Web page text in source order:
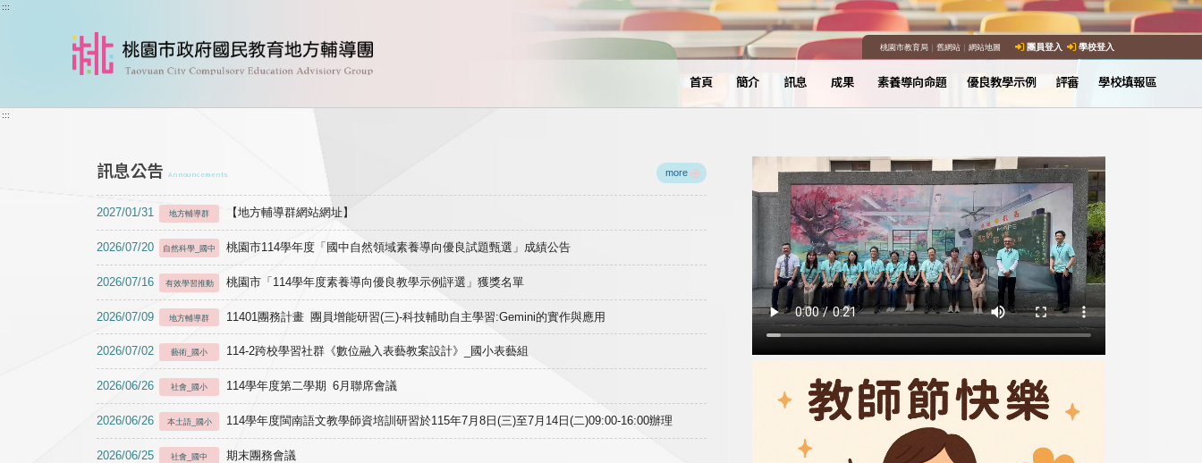
跳到主要內容
:::
桃園市教育局｜ 舊網站｜ 網站地圖 團員登入 學校登入
首頁 簡介 訊息 成果 素養導向命題 優良教學示例 評審 學校填報區
:::
訊息公告 Announcements more
2027/01/31 地方輔導群 【地方輔導群網站網址】
2026/07/20 自然科學_國中 桃園市114學年度「國中自然領域素養導向優良試題甄選」成績公告
2026/07/16 有效學習推動 桃園市「114學年度素養導向優良教學示例評選」獲獎名單
2026/07/09 地方輔導群 11401團務計畫 團員增能研習(三)-科技輔助自主學習:Gemini的實作與應用
2026/07/02 藝術_國小 114-2跨校學習社群《數位融入表藝教案設計》_國小表藝組
2026/06/26 社會_國小 114學年度第二學期 6月聯席會議
2026/06/26 本土語_國小 114學年度閩南語文教學師資培訓研習於115年7月8日(三)至7月14日(二)09:00-16:00辦理
2026/06/25 社會_國中 期末團務會議